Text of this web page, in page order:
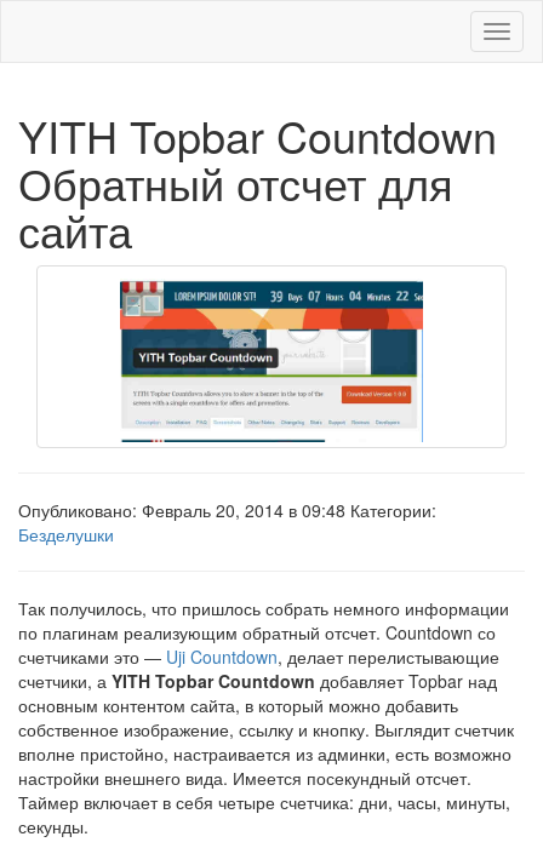
Меню
YITH Topbar Countdown
Обратный отсчет для
сайта
Опубликовано: Февраль 20, 2014 в 09:48 Категории:
Безделушки
Так получилось, что пришлось собрать немного информации
по плагинам реализующим обратный отсчет. Countdown со
счетчиками это — Uji Countdown, делает перелистывающие
счетчики, а YITH Topbar Countdown добавляет Topbar над
основным контентом сайта, в который можно добавить
собственное изображение, ссылку и кнопку. Выглядит счетчик
вполне пристойно, настраивается из админки, есть возможно
настройки внешнего вида. Имеется посекундный отсчет.
Таймер включает в себя четыре счетчика: дни, часы, минуты,
секунды.